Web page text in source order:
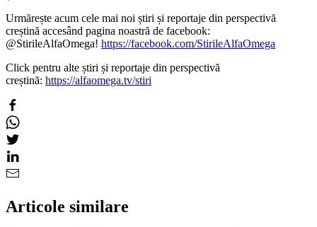
Urmărește acum cele mai noi știri și reportaje din perspectivă
creștină accesând pagina noastră de facebook:
@StirileAlfaOmega! https://facebook.com/StirileAlfaOmega
Click pentru alte știri și reportaje din perspectivă
creștină: https://alfaomega.tv/stiri
Articole similare